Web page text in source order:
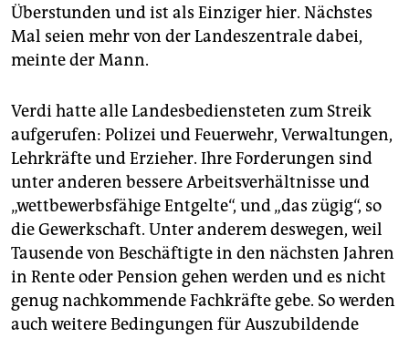
Überstunden und ist als Einziger hier. Nächstes
Mal seien mehr von der Landeszentrale dabei,
meinte der Mann.
Verdi hatte alle Landesbediensteten zum Streik
aufgerufen: Polizei und Feuerwehr, Verwaltungen,
Lehrkräfte und Erzieher. Ihre Forderungen sind
unter anderen bessere Arbeitsverhältnisse und
„wettbewerbsfähige Entgelte“, und „das zügig“, so
die Gewerkschaft. Unter anderem deswegen, weil
Tausende von Beschäftigte in den nächsten Jahren
in Rente oder Pension gehen werden und es nicht
genug nachkommende Fachkräfte gebe. So werden
auch weitere Bedingungen für Auszubildende